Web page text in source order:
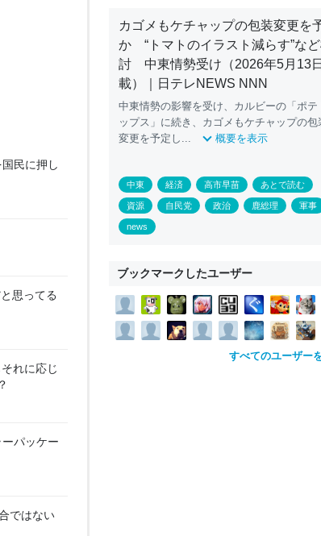
民に押し
思ってる
れに応じ
パッケー
ではない
カゴメもケチャップの包装変更を
か “トマトのイラスト減らす”な
討 中東情勢受け（2026年5月13
載）｜日テレNEWS NNN
中東情勢の影響を受け、カルビーの「ポテ
ップス」に続き、カゴメもケチャップの包
変更を予定し...
概要を表示
中東 経済 高市早苗 あとで読む
資源 自民党 政治 鹿総理 軍事
news
ブックマークしたユーザー
すべてのユーザー